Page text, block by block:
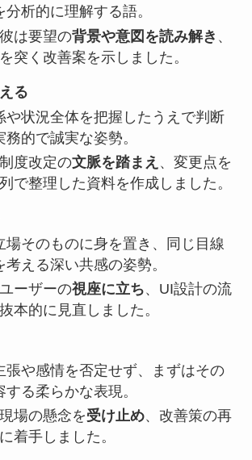
分析的に理解する語。
彼は要望の背景や意図を読み解き 、
突く改善案を示しました。
る
や状況全体を把握したうえで判断
務的で誠実な姿勢。
制度改定の文脈を踏まえ 、変更点を
で整理した資料を作成しました。
場そのものに身を置き、同じ目線
考える深い共感の姿勢。
ユーザーの視座に立ち、UI設計の流
本的に見直しました。
張や感情を否定せず、まずはその
する柔らかな表現。
現場の懸念を受け止め、改善策の再
着手しました。